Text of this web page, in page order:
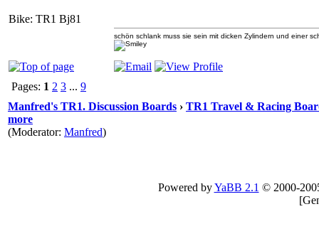
Bike: TR1 Bj81
schön schlank muss sie sein mit dicken Zylindern und einer
Pages: 1 2 3 ... 9
Manfred's TR1. Discussion Boards › TR1 Travel & Racing
more
(Moderator: Manfred)
Powered byYaBB 2.1 © 2000-
[